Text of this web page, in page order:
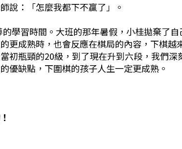
說：「怎麼我都下不贏了」。
學習時間。大班的那年暑假，小桂拋棄了
更成熟時，也會反應在棋局的內容，下棋越
初瓶頸的20級，到了現在升到六段，我們
優缺點，下圍棋的孩子人生一定更成熟。